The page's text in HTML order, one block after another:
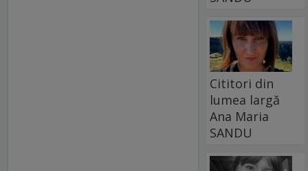
Cititori din
lumea largă
Ana Maria
SANDU